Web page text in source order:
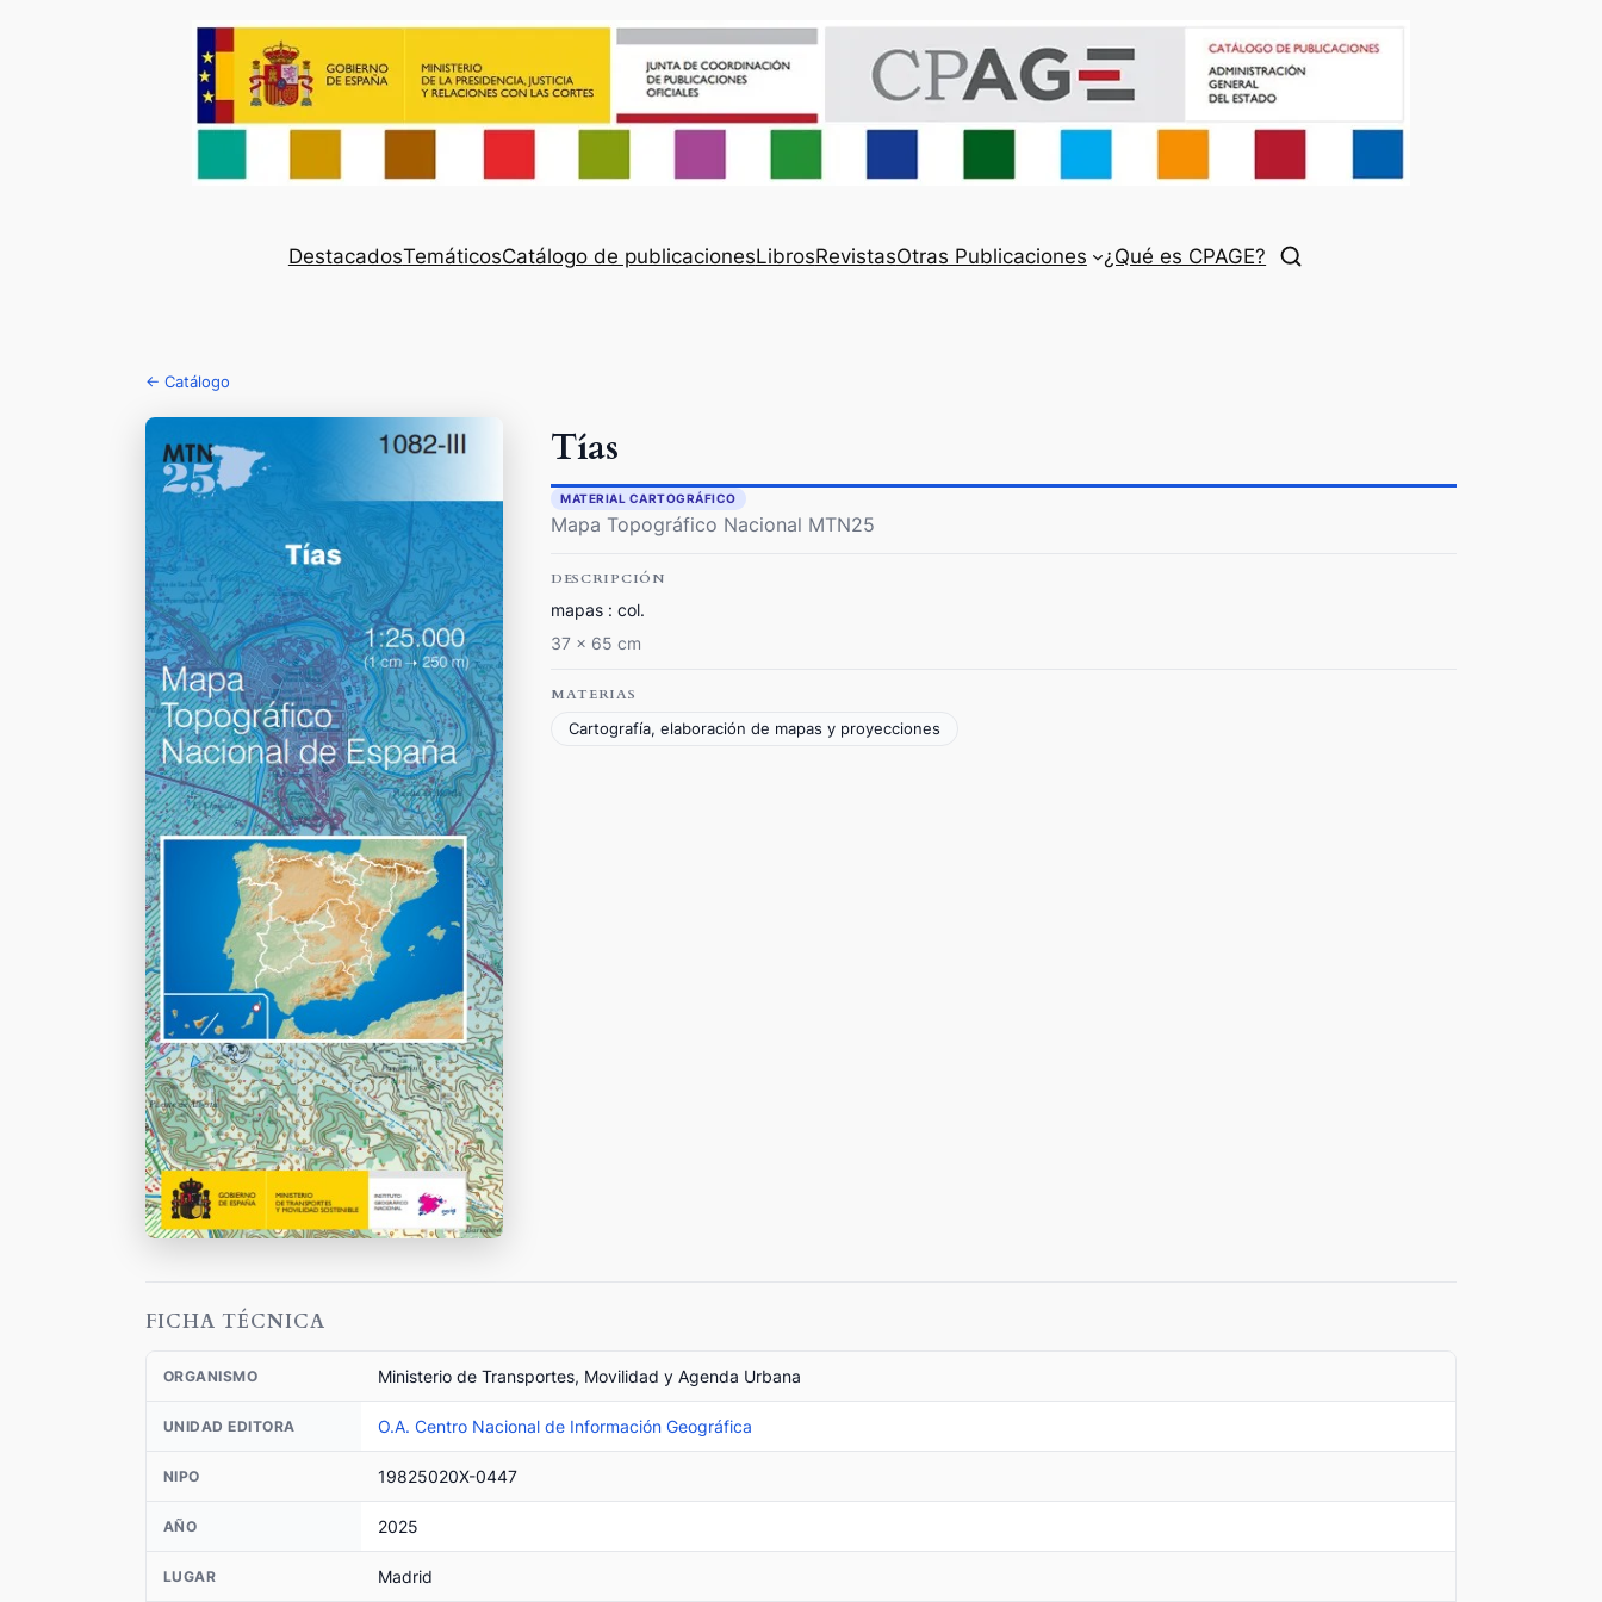
DestacadosTemáticosCatálogo de publicacionesLibrosRevistasOtras Publicaciones ¿Qué es CPAGE?
← Catálogo
Tías
MATERIAL CARTOGRÁFICO
Mapa Topográfico Nacional MTN25
DESCRIPCIÓN
mapas : col.
37 x 65 cm
MATERIAS
Cartografía, elaboración de mapas y proyecciones
FICHA TÉCNICA
ORGANISMO Ministerio de Transportes, Movilidad y Agenda Urbana
UNIDAD EDITORA O.A. Centro Nacional de Información Geográfica
NIPO 19825020X-0447
AÑO 2025
LUGAR Madrid